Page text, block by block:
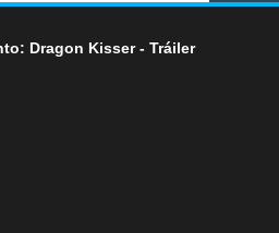
Dragon Kisser - Tráiler